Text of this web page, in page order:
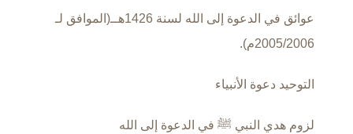
عوائق في الدعوة إلى الله لسنة 1426هــ(الموافق لـ
2005/2006م).
التوحيد دعوة الأنبياء
لزوم هدي النبي ﷺ في الدعوة إلى الله